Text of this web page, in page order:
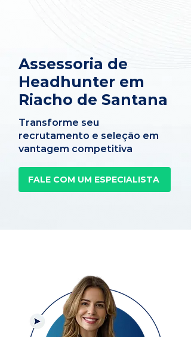
Assessoria de
Headhunter em
Riacho de Santana
Transforme seu
recrutamento e seleção em
vantagem competitiva
FALE COM UM ESPECIALISTA